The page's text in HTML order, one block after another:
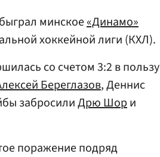
минское«Динамо»
хоккейной лиги (КХЛ).
со счетом 3:2 в пользу
Береглазов, Деннис
забросилиДрю Шори
поражение подряд